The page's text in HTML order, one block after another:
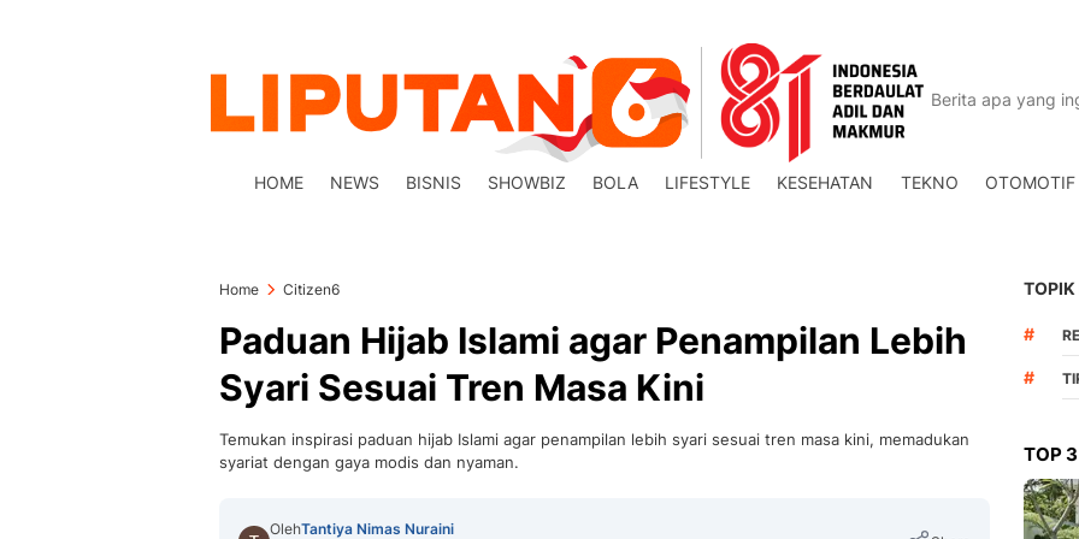
HOME NEWS BISNIS SHOWBIZ BOLA LIFESTYLE KESEHATAN TEKNO OTOMOTIF
Home Citizen6
Paduan Hijab Islami agar Penampilan Lebih
Syari Sesuai Tren Masa Kini
Temukan inspirasi paduan hijab Islami agar penampilan lebih syari sesuai tren masa kini, memadukan
syariat dengan gaya modis dan nyaman.
OlehTantiya Nimas Nuraini
TOPIK
#
#
TOP